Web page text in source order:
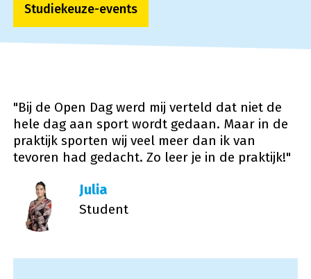
Studiekeuze-events
"Bij de Open Dag werd mij verteld dat niet de
hele dag aan sport wordt gedaan. Maar in de
praktijk sporten wij veel meer dan ik van
tevoren had gedacht. Zo leer je in de praktijk!"
Julia
Student